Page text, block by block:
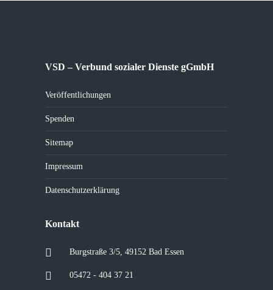
VSD – Verbund sozialer Dienste gGmbH
Veröffentlichungen
Spenden
Sitemap
Impressum
Datenschutzerklärung
Kontakt
Burgstraße 3/5, 49152 Bad Essen
05472 - 404 37 21